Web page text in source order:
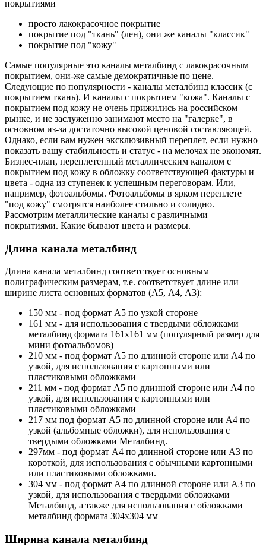
покрытиями
просто лакокрасочное покрытие
покрытие под "ткань" (лен), они же каналы "классик"
покрытие под "кожу"
Самые популярные это каналы металбинд с лакокрасочным
покрытием, они-же самые демократичные по цене.
Следующие по популярности - каналы металбинд классик (с
покрытием ткань). И каналы с покрытием "кожа". Каналы с
покрытием под кожу не очень прижились на российском
рынке, и не заслуженно занимают место на "галерке", в
основном из-за достаточно высокой ценовой составляющей.
Однако, если вам нужен эксклюзивный переплет, если нужно
показать вашу стабильность и статус - на мелочах не экономят.
Бизнес-план, переплетенный металлическим каналом с
покрытием под кожу в обложку соответствующей фактуры и
цвета - одна из ступенек к успешным переговорам. Или,
например, фотоальбомы. Фотоальбомы в ярком переплете
"под кожу" смотрятся наиболее стильно и солидно.
Рассмотрим металлические каналы с различными
покрытиями. Какие бывают цвета и размеры.
Длина канала металбинд
Длина канала металбинд соответствует основным
полиграфическим размерам, т.е. соответствует длине или
ширине листа основных форматов (А5, А4, А3):
150 мм - под формат А5 по узкой стороне
161 мм - для использования с твердыми обложками
металбинд формата 161х161 мм (популярный размер для
мини фотоальбомов)
210 мм - под формат А5 по длинной стороне или А4 по
узкой, для использования с картонными или
пластиковыми обложками
211 мм - под формат А5 по длинной стороне или А4 по
узкой, для использования с картонными или
пластиковыми обложками
217 мм под формат А5 по длинной стороне или А4 по
узкой (альбомные обложки), для использования с
твердыми обложками Металбинд.
297мм - под формат А4 по длинной стороне или А3 по
короткой, для использования с обычными картонными
или пластиковыми обложками.
304 мм - под формат А4 по длинной стороне или А3 по
узкой, для использования с твердыми обложками
Металбинд, а также для использования с обложками
металбинд формата 304х304 мм
Ширина канала металбинд